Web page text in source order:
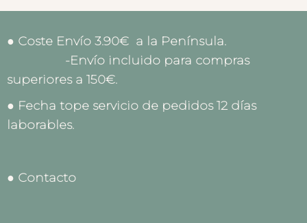
● Coste Envío 3.90€ a la Península.
-Envío incluido para compras
superiores a 150€.
● Fecha tope servicio de pedidos 12 días
laborables.
● Contacto